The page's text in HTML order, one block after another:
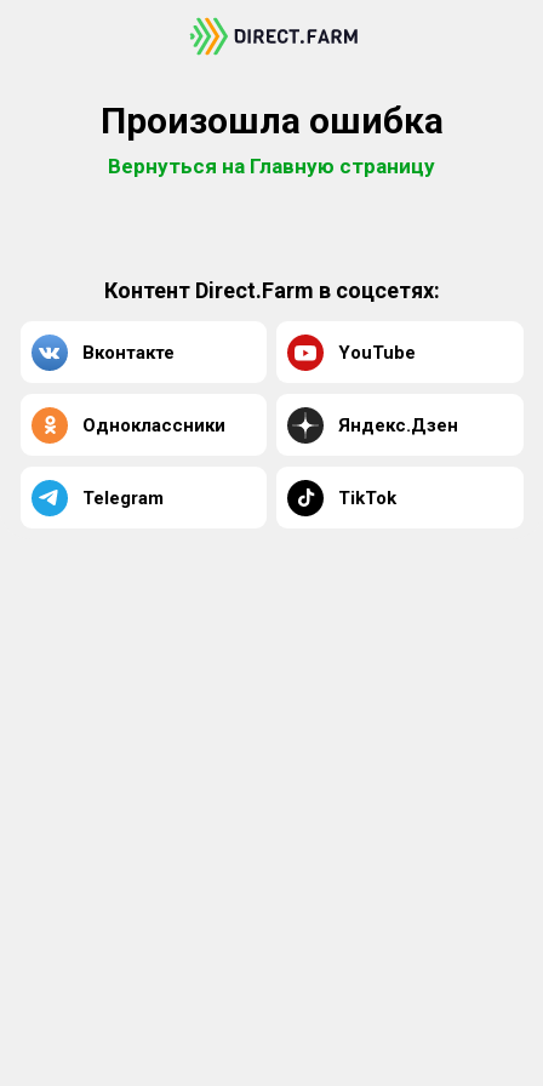
Произошла ошибка
Вернуться на Главную страницу
Контент Direct.Farm в соцсетях:
Вконтакте YouTube
Одноклассники Яндекс.Дзен
Telegram TikTok